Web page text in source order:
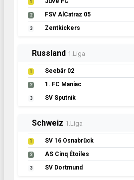
1
2 FSV AlCatraz 05
3 Zentkickers
Russland 1.Liga
1 Seebär 02
2 1. FC Maniac
3 SV Sputnik
Schweiz 1.Liga
1 SV 16 Osnabrück
2 AS Cinq Étoiles
3 SV Dortmund